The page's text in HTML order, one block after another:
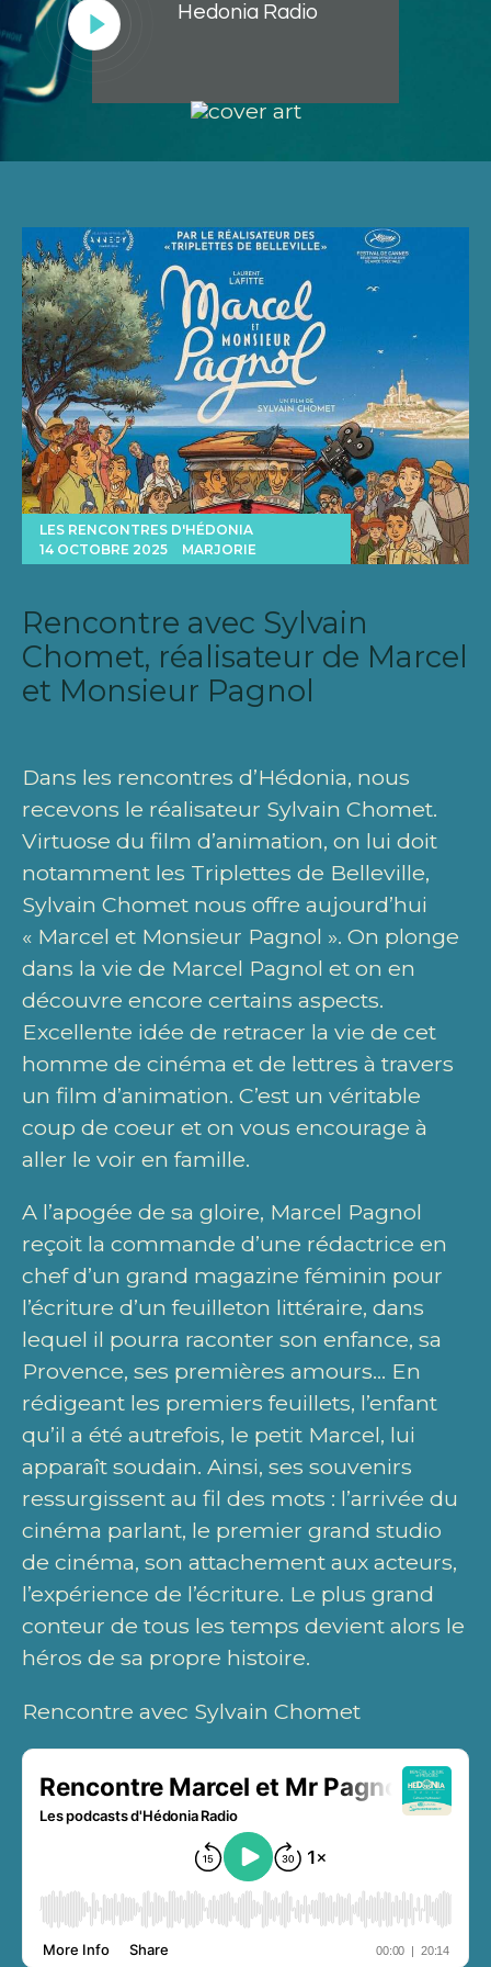
Hedonia Radio
LES RENCONTRES D'HÉDONIA
14 OCTOBRE 2025
MARJORIE
Rencontre avec Sylvain
Chomet, réalisateur de Marcel
et Monsieur Pagnol
Dans les rencontres d’Hédonia, nous
recevons le réalisateur Sylvain Chomet.
Virtuose du film d’animation, on lui doit
notamment les Triplettes de Belleville,
Sylvain Chomet nous offre aujourd’hui
« Marcel et Monsieur Pagnol ». On plonge
dans la vie de Marcel Pagnol et on en
découvre encore certains aspects.
Excellente idée de retracer la vie de cet
homme de cinéma et de lettres à travers
un film d’animation. C’est un véritable
coup de coeur et on vous encourage à
aller le voir en famille.
A l’apogée de sa gloire, Marcel Pagnol
reçoit la commande d’une rédactrice en
chef d’un grand magazine féminin pour
l’écriture d’un feuilleton littéraire, dans
lequel il pourra raconter son enfance, sa
Provence, ses premières amours… En
rédigeant les premiers feuillets, l’enfant
qu’il a été autrefois, le petit Marcel, lui
apparaît soudain. Ainsi, ses souvenirs
ressurgissent au fil des mots : l’arrivée du
cinéma parlant, le premier grand studio
de cinéma, son attachement aux acteurs,
l’expérience de l’écriture. Le plus grand
conteur de tous les temps devient alors le
héros de sa propre histoire.
Rencontre avec Sylvain Chomet